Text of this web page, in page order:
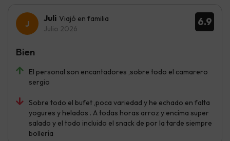
6.9
Juli Viajó en familia
Julio 2026
El personal son encantadores ,sobre todo el camarero
sergio
Sobre todo el bufet ,poca variedad y he echado en falta
yogures y helados . A todas horas arroz y encima super
salado y el todo incluido el snack de por la tarde siempre
bollería
Bien